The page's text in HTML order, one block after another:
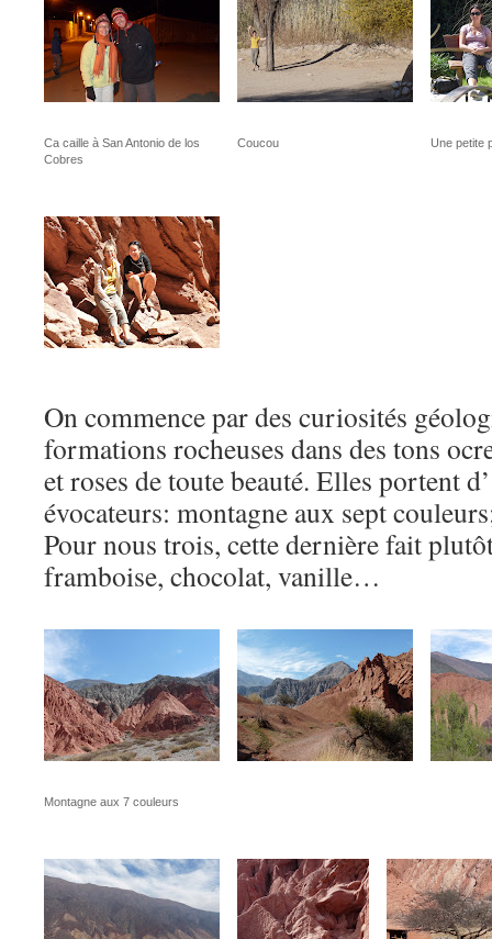
Ca caille à San Antonio de los
Cobres
Coucou Une petite
On commence par des curiosités
formations rocheuses dans des tons
et roses de toute beauté. Elles portent
évocateurs: montagne aux sept
Pour nous trois, cette dernière fait
framboise, chocolat, vanille…
Montagne aux 7 couleurs